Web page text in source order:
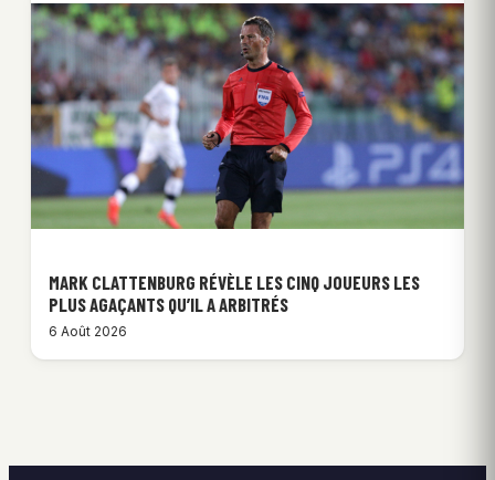
MARK CLATTENBURG RÉVÈLE LES CINQ JOUEURS LES
PLUS AGAÇANTS QU’IL A ARBITRÉS
6 Août 2026